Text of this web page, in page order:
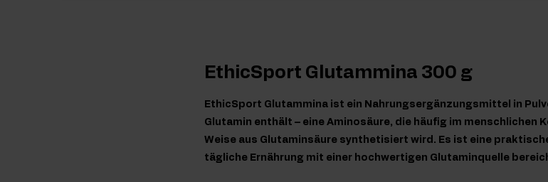
EthicSport Glutammina 300 g
EthicSport Glutammina ist ein Nahrungsergänzungsmittel in
Glutamin enthält – eine Aminosäure, die häufig im menschlichen
Weise aus Glutaminsäure synthetisiert wird. Es ist eine
tägliche Ernährung mit einer hochwertigen Glutaminquelle